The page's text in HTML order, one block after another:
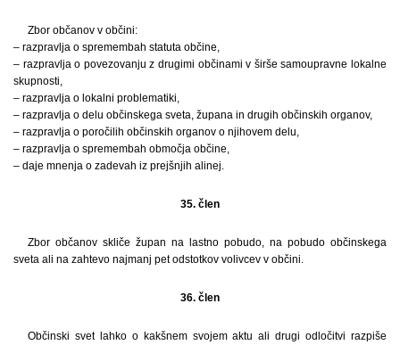
Zbor občanov v občini:
– razpravlja o spremembah statuta občine,
– razpravlja o povezovanju z drugimi občinami v širše samoupravne lokalne
skupnosti,
– razpravlja o lokalni problematiki,
– razpravlja o delu občinskega sveta, župana in drugih občinskih organov,
– razpravlja o poročilih občinskih organov o njihovem delu,
– razpravlja o spremembah območja občine,
– daje mnenja o zadevah iz prejšnjih alinej.
35. člen
Zbor občanov skliče župan na lastno pobudo, na pobudo občinskega
sveta ali na zahtevo najmanj pet odstotkov volivcev v občini.
36. člen
Občinski svet lahko o kakšnem svojem aktu ali drugi odločitvi razpiše